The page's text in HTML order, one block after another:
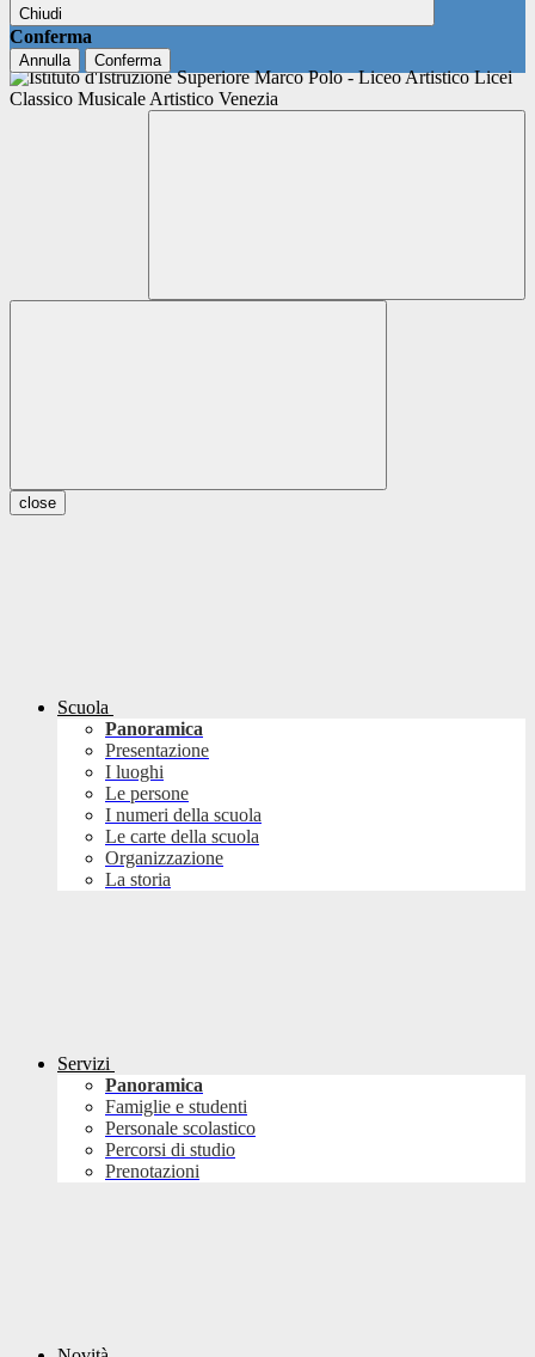
Chiudi
Conferma
Annulla Conferma
close
Scuola
Panoramica
Presentazione
I luoghi
Le persone
I numeri della scuola
Le carte della scuola
Organizzazione
La storia
Servizi
Panoramica
Famiglie e studenti
Personale scolastico
Percorsi di studio
Prenotazioni